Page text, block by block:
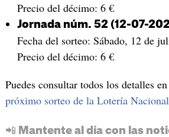
Precio del décimo: 6 €
Jornada núm. 52 (12-07-
Fecha del sorteo: Sábado, 12 de
Precio del décimo: 6 €
Puedes consultar todos los detalles
próximo sorteo de la Lotería Nacional
📲 Mantente al día con las